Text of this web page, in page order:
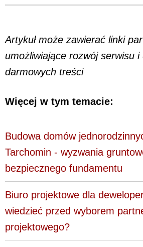
Artykuł może zawierać linki
umożliwiające rozwój serwisu
darmowych treści
Więcej w tym temacie:
Budowa domów
Tarchomin - wyzwania
bezpiecznego fundamentu
Biuro projektowe dla
wiedzieć przed wyborem
projektowego?